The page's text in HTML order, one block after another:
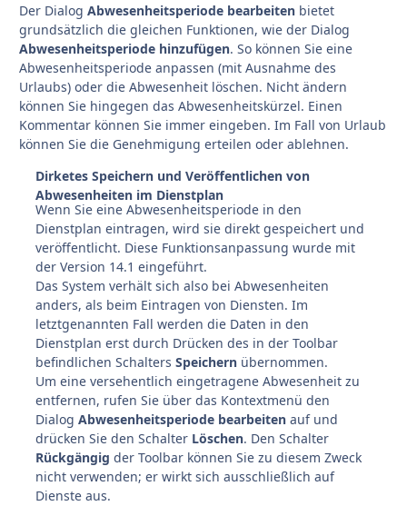
Der Dialog Abwesenheitsperiode bearbeiten bietet
grundsätzlich die gleichen Funktionen, wie der Dialog
Abwesenheitsperiode hinzufügen. So können Sie eine
Abwesenheitsperiode anpassen (mit Ausnahme des
Urlaubs) oder die Abwesenheit löschen. Nicht ändern
können Sie hingegen das Abwesenheitskürzel. Einen
Kommentar können Sie immer eingeben. Im Fall von Urlaub
können Sie die Genehmigung erteilen oder ablehnen.
Dirketes Speichern und Veröffentlichen von
Abwesenheiten im Dienstplan
Wenn Sie eine Abwesenheitsperiode in den
Dienstplan eintragen, wird sie direkt gespeichert und
veröffentlicht. Diese Funktionsanpassung wurde mit
der Version 14.1 eingeführt.
Das System verhält sich also bei Abwesenheiten
anders, als beim Eintragen von Diensten. Im
letztgenannten Fall werden die Daten in den
Dienstplan erst durch Drücken des in der Toolbar
befindlichen SchaltersSpeichern übernommen.
Um eine versehentlich eingetragene Abwesenheit zu
entfernen, rufen Sie über das Kontextmenü den
DialogAbwesenheitsperiode bearbeiten auf und
drücken Sie den Schalter Löschen. Den Schalter
Rückgängig der Toolbar können Sie zu diesem Zweck
nicht verwenden; er wirkt sich ausschließlich auf
Dienste aus.